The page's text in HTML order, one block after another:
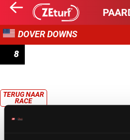
DOVER DOWNS
8
TERUG NAAR
RACE